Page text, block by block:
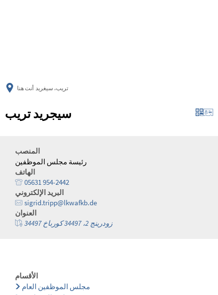
أنت هنا تريب، سيغريد
سيجريد تريب
المنصب
رئيسة مجلس الموظفين
الهاتف
05631 954-2442
البريد الإلكتروني
sigrid.tripp@lkwafkb.de
العنوان
زودرينج 2، 34497 كورباخ 34497
الأقسام
مجلس الموظفين العام